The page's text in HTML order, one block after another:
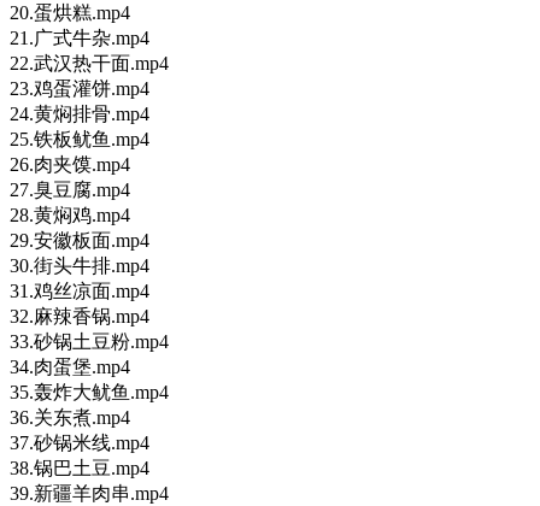
20.蛋烘糕.mp4
21.广式牛杂.mp4
22.武汉热干面.mp4
23.鸡蛋灌饼.mp4
24.黄焖排骨.mp4
25.铁板鱿鱼.mp4
26.肉夹馍.mp4
27.臭豆腐.mp4
28.黄焖鸡.mp4
29.安徽板面.mp4
30.街头牛排.mp4
31.鸡丝凉面.mp4
32.麻辣香锅.mp4
33.砂锅土豆粉.mp4
34.肉蛋堡.mp4
35.轰炸大鱿鱼.mp4
36.关东煮.mp4
37.砂锅米线.mp4
38.锅巴土豆.mp4
39.新疆羊肉串.mp4